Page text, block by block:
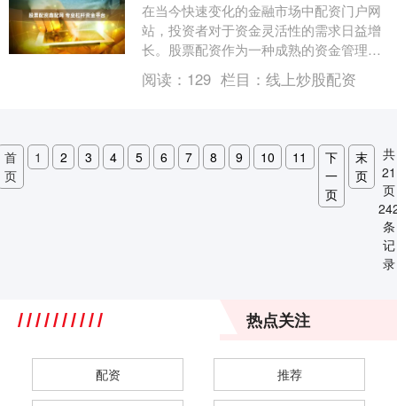
在当今快速变化的金融市场中配资门户网
站，投资者对于资金灵活性的需求日益增
长。股票配资作为一种成熟的资金管理方
式，为投资者提供了放大收益的可能性。
在众多配资平台中....
阅读： 129 栏目： 线上炒股配资
首
页
1 2 3 4 5 6 7 8 9 10 11
下
一
页
末
页
共
21
页
条
记
录
热点关注
配资 推荐